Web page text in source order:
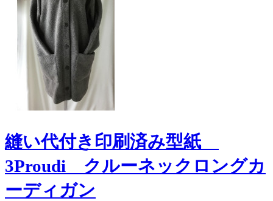
縫い代付き印刷済み型紙
3Proudi クルーネックロングカ
ーディガン